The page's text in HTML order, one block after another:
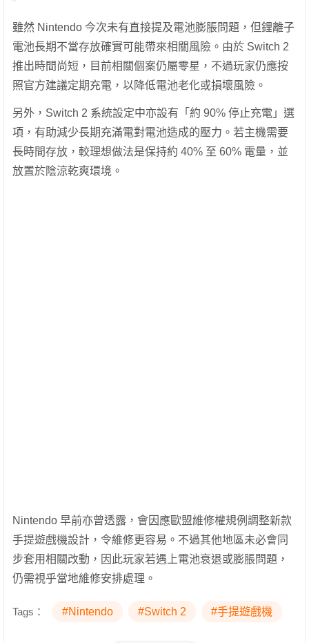
雖然 Nintendo 今次未有直接提及電池膨脹問題，但鋰離子
電池長期不當存放確實可能帶來相關風險。由於 Switch 2
推出時間尚短，目前相關個案仍屬零星，不過玩家仍應按
照官方建議定期充電，以降低電池老化或損壞風險。
另外，Switch 2 系統設定中亦設有「約 90% 停止充電」選
項，有助減少長期充滿電對電池造成的壓力。若主機需要
長時間存放，較理想做法是保持約 40% 至 60% 電量，並
放置於陰涼乾爽環境。
Nintendo 早前亦曾透露，會因應歐盟維修權規例調整新款
手提遊戲機設計，令維修更容易。不過其他地區未必會同
步套用相關改動，因此玩家若遇上電池衰退或膨脹問題，
仍需視乎當地維修安排處理。
Tags： #Nintendo #Switch 2 #手提遊戲機